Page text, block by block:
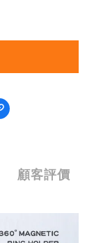
顧客評價